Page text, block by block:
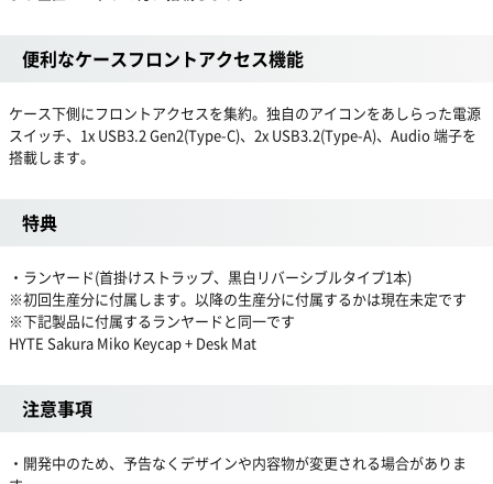
便利なケースフロントアクセス機能
ケース下側にフロントアクセスを集約。独自のアイコンをあしらった電源
スイッチ、1x USB3.2 Gen2(Type-C)、2x USB3.2(Type-A)、Audio 端子を
搭載します。
特典
・ランヤード(首掛けストラップ、黒白リバーシブルタイプ1本)
※初回生産分に付属します。以降の生産分に付属するかは現在未定です
※下記製品に付属するランヤードと同一です
HYTE Sakura Miko Keycap + Desk Mat
注意事項
・開発中のため、予告なくデザインや内容物が変更される場合がありま